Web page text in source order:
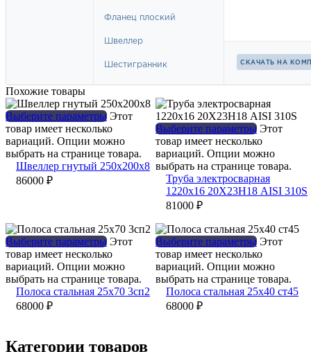
Похожие товары
Выберите параметры Этот
товар имеет несколько
вариаций. Опции можно
выбрать на странице товара.
Швеллер гнутый 250х200х8
86000 ₽
Выберите параметры Этот
товар имеет несколько
вариаций. Опции можно
выбрать на странице товара.
Труба электросварная
1220х16 20Х23Н18 AISI 310S
81000 ₽
Выберите параметры Этот
товар имеет несколько
вариаций. Опции можно
выбрать на странице товара.
Полоса стальная 25х70 3сп2
68000 ₽
Выберите параметры Этот
товар имеет несколько
вариаций. Опции можно
выбрать на странице товара.
Полоса стальная 25х40 ст45
68000 ₽
Категории товаров